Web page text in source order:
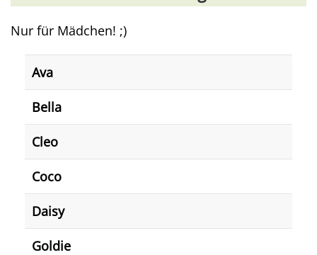
Nur für Mädchen! ;)
Ava
Bella
Cleo
Coco
Daisy
Goldie